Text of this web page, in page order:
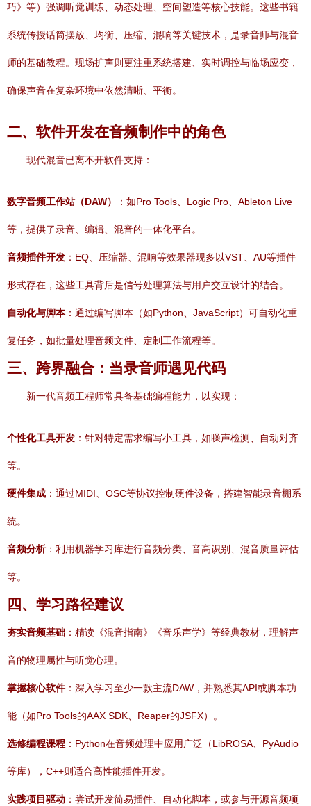
巧》等）强调听觉训练、动态处理、空间塑造等核心技能。这些书籍
系统传授话筒摆放、均衡、压缩、混响等关键技术，是录音师与混音
师的基础教程。现场扩声则更注重系统搭建、实时调控与临场应变，
确保声音在复杂环境中依然清晰、平衡。
二、软件开发在音频制作中的角色
现代混音已离不开软件支持：
数字音频工作站（DAW） ：如Pro Tools、Logic Pro、Ableton Live
等，提供了录音、编辑、混音的一体化平台。
音频插件开发 ：EQ、压缩器、混响等效果器现多以VST、AU等插件
形式存在，这些工具背后是信号处理算法与用户交互设计的结合。
自动化与脚本：通过编写脚本（如Python、JavaScript）可自动化重
复任务，如批量处理音频文件、定制工作流程等。
三、跨界融合：当录音师遇见代码
新一代音频工程师常具备基础编程能力，以实现：
个性化工具开发 ：针对特定需求编写小工具，如噪声检测、自动对齐
等。
硬件集成 ：通过MIDI、OSC等协议控制硬件设备，搭建智能录音棚系
统。
音频分析：利用机器学习库进行音频分类、音高识别、混音质量评估
等。
四、学习路径建议
夯实音频基础 ：精读《混音指南》《音乐声学》等经典教材，理解声
音的物理属性与听觉心理。
掌握核心软件：深入学习至少一款主流DAW，并熟悉其API或脚本功
能（如Pro Tools的AAX SDK、Reaper的JSFX）。
选修编程课程 ：Python在音频处理中应用广泛（LibROSA、PyAudio
等库），C++则适合高性能插件开发。
实践项目驱动 ：尝试开发简易插件、自动化脚本，或参与开源音频项